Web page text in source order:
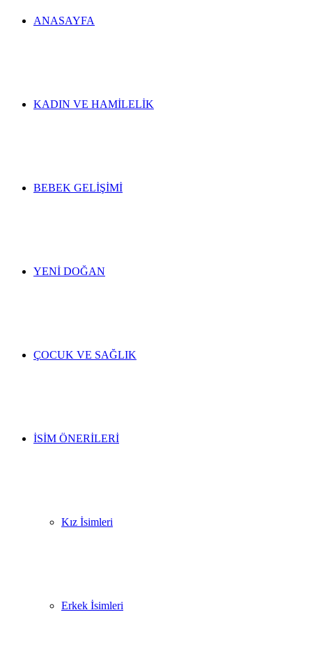
ANASAYFA
KADIN VE HAMILELIK
BEBEK GELIŞIMI
YENI DOĞAN
ÇOCUK VE SAĞLIK
İSIM ÖNERILERI
Kız İsimleri
Erkek İsimleri